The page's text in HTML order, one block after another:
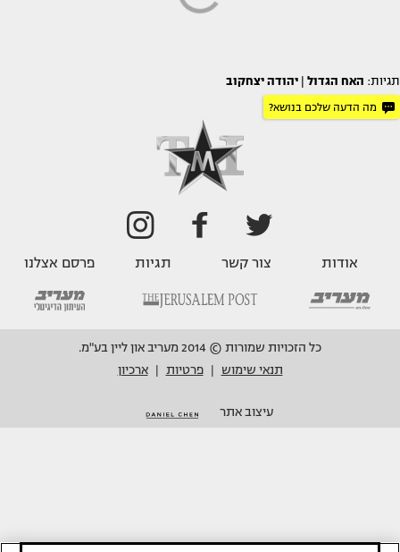
תגיות: האח הגדול יהודה יצחקוב
מה הדעה שלכם בנושא?
אודות צור קשר תגיות פרסם אצלנו
כל הזכויות שמורות © 2014 מעריב און ליין בע"מ.
תנאי שימוש
פרטיות ארכיון
עיצוב אתר